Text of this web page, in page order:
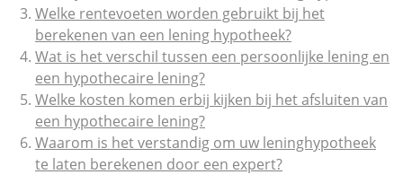
Welke rentevoeten worden gebruikt bij het
berekenen van een lening hypotheek?
Wat is het verschil tussen een persoonlijke lening en
een hypothecaire lening?
Welke kosten komen erbij kijken bij het afsluiten van
een hypothecaire lening?
Waarom is het verstandig om uw leninghypotheek
te laten berekenen door een expert?